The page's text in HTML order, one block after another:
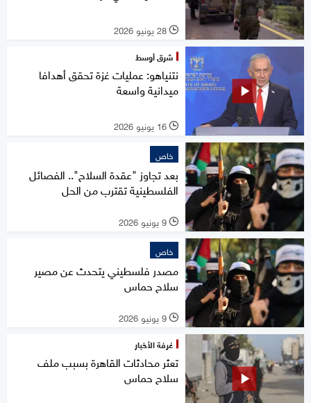
l 28 يونيو 2026
شرق أوسط
نتنياهو: عمليات غزة تحقق أهدافا
ميدانية واسعة
l 16 يونيو 2026
خاص
بعد تجاوز "عقدة السلاح".. الفصائل
الفلسطينية تقترب من الحل
l 9 يونيو 2026
خاص
مصدر فلسطيني يتحدث عن مصير
سلاح حماس
l 9 يونيو 2026
غرفة الأخبار
تعثر محادثات القاهرة بسبب ملف
سلاح حماس